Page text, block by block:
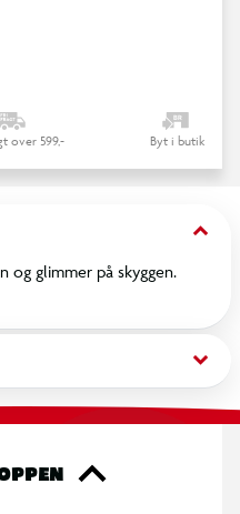
over 599,- Byt i butik
keyboard_arrow_down
glimmer på skyggen.
keyboard_arrow_down